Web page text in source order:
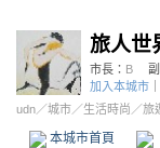
旅人世
市長： B
加入本城市
udn／城市／生活時尚 ／旅
本城市首頁